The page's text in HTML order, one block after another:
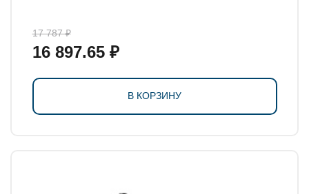
17 787 ₽
16 897.65 ₽
В КОРЗИНУ